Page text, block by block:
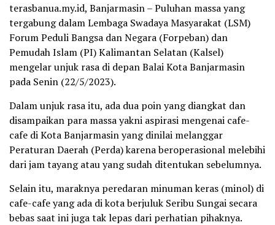
terasbanua.my.id, Banjarmasin – Puluhan massa yang
tergabung dalam Lembaga Swadaya Masyarakat (LSM)
Forum Peduli Bangsa dan Negara (Forpeban) dan
Pemudah Islam (PI) Kalimantan Selatan (Kalsel)
mengelar unjuk rasa di depan Balai Kota Banjarmasin
pada Senin (22/5/2023).
Dalam unjuk rasa itu, ada dua poin yang diangkat dan
disampaikan para massa yakni aspirasi mengenai cafe-
cafe di Kota Banjarmasin yang dinilai melanggar
Peraturan Daerah (Perda) karena beroperasional melebihi
dari jam tayang atau yang sudah ditentukan sebelumnya.
Selain itu, maraknya peredaran minuman keras (minol) di
cafe-cafe yang ada di kota berjuluk Seribu Sungai secara
bebas saat ini juga tak lepas dari perhatian pihaknya.